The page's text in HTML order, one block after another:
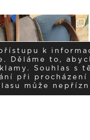
k
Děláme to,
Souhlas s
při
může